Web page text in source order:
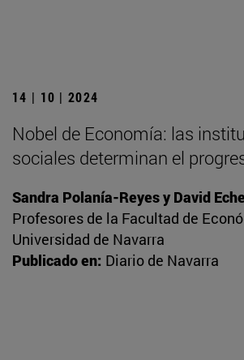
14 | 10 | 2024
Nobel de Economía: las
sociales determinan el
Sandra Polanía-Reyes y David
Profesores de la Facultad de
Universidad de Navarra
Publicado en: Diario de Navarra